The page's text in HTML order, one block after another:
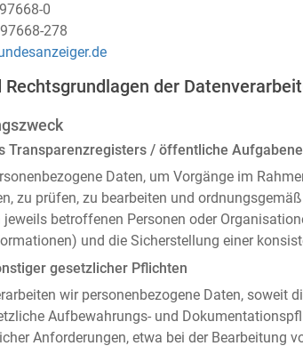
0
278
Rechtsgrundlagen der
Transparenzregisters / öffentliche
Daten, um Vorgänge im
zu prüfen, zu bearbeiten und
jeweils betroffenen Personen oder
und die Sicherstellung einer
gesetzlicher Pflichten
wir personenbezogene Daten, soweit
Aufbewahrungs- und
Anforderungen, etwa bei der Bearbeitung